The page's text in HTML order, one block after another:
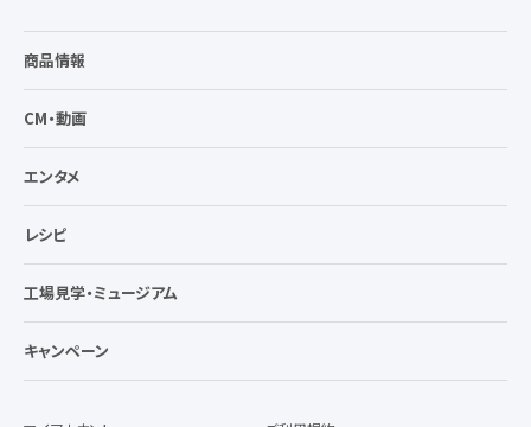
商品情報
CM・動画
エンタメ
レシピ
工場見学・ミュージアム
キャンペーン